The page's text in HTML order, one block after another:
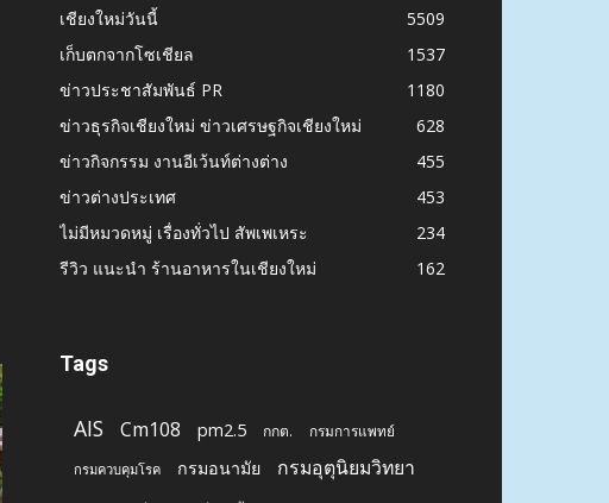
เชียงใหม่วันนี้
5509
เก็บตกจากโซเชียล
1537
ข่าวประชาสัมพันธ์ PR
1180
ข่าวธุรกิจเชียงใหม่ ข่าวเศรษฐกิจเชียงใหม่
628
ข่าวกิจกรรม งานอีเว้นท์ต่างต่าง
455
ข่าวต่างประเทศ
453
ไม่มีหมวดหมู่ เรื่องทั่วไป สัพเพเหระ
234
รีวิว แนะนำ ร้านอาหารในเชียงใหม่
162
Tags
AIS Cm108 pm2.5 กกต. กรมการแพทย์
กรมควบคุมโรค กรมอนามัย กรมอุตุนิยมวิทยา